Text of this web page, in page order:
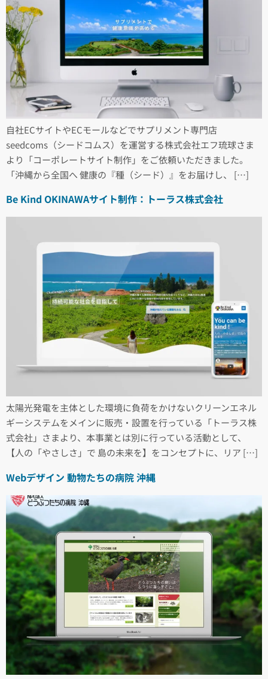
自社ECサイトやECモールなどでサプリメント専門店
seedcoms（シードコムス）を運営する株式会社エフ琉球さま
より「コーポレートサイト制作」をご依頼いただきました。
「沖縄から全国へ 健康の『種（シード）』をお届けし、 […]
Be Kind OKINAWAサイト制作：トーラス株式会社
太陽光発電を主体とした環境に負荷をかけないクリーンエネル
ギーシステムをメインに販売・設置を行っている「トーラス株
式会社」さまより、本事業とは別に行っている活動として、
【人の「やさしさ」で 島の未来を】をコンセプトに、リア […]
Webデザイン 動物たちの病院 沖縄